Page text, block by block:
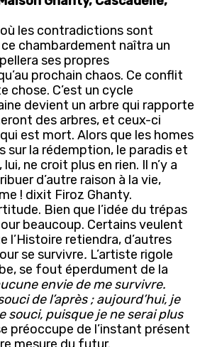
les contradictions sont
chambardement naîtra un
ses propres
prochain chaos. Ce conflit
chose. C’est un cycle
devient un arbre qui rapporte
des arbres, et ceux-ci
est mort. Alors que les homes
sur la rédemption, le paradis et
ne croit plus en rien. Il n’y a
d’autre raison à la vie,
! dixit Firoz Ghanty.
Bien que l’idée du trépas
beaucoup. Certains veulent
l’Histoire retiendra, d’autres
se survivre. L’artiste rigole
se fout éperdument de la
envie de me survivre.
de l’après ; aujourd’hui, je
souci, puisque je ne serai plus
préoccupe de l’instant présent